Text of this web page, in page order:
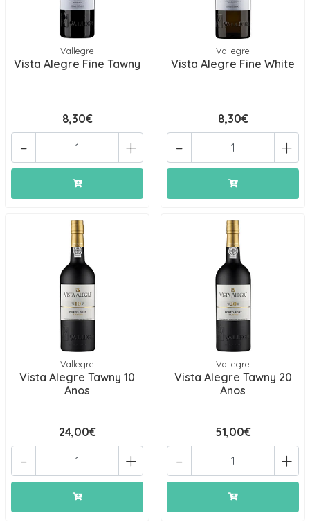
Vallegre
Vista Alegre Fine Tawny
8,30€
+
-
Vallegre
Vista Alegre Fine White
8,30€
+
-
Vallegre
Vista Alegre Tawny 10
Anos
24,00€
+
-
Vallegre
Vista Alegre Tawny 20
Anos
51,00€
+
-